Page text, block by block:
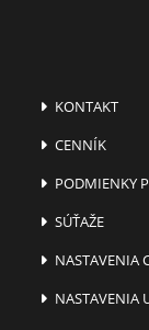
KONTAKT
CENNÍK
PODMIENKY
SÚŤAŽE
NASTAVENIA
NASTAVENIA